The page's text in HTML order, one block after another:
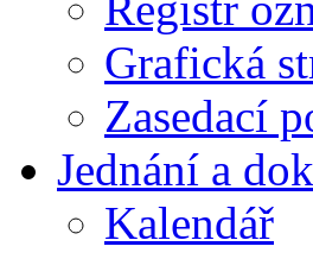
Grafická
Zasedací
Jednání a
Kalendář